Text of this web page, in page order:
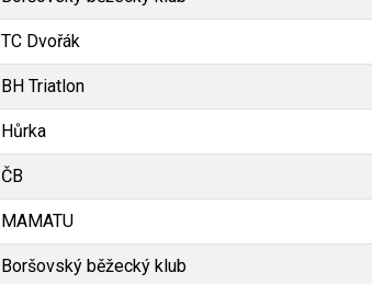
TC Dvořák
BH Triatlon
Hůrka
ČB
MAMATU
Boršovský běžecký klub